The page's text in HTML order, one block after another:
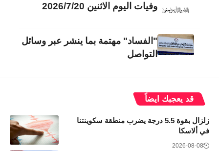
وفيات اليوم الاثنين 2026/7/20
"الفساد" مهتمة بما ينشر عبر وسائل
التواصل
قد يعجبك ايضاً
زلزال بقوة 5.5 درجة يضرب منطقة سكوينتنا
في ألاسكا
2026-08-08